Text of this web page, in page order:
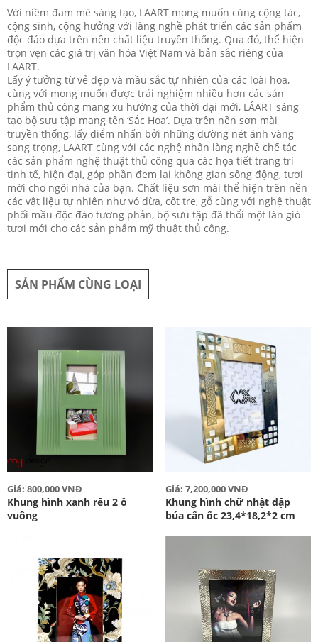
Với niềm đam mê sáng tạo, LAART mong muốn cùng cộng tác,
cộng sinh, cộng hưởng với làng nghề phát triển các sản phẩm
độc đáo dựa trên nền chất liệu truyền thống. Qua đó, thể hiện
trọn vẹn các giá trị văn hóa Việt Nam và bản sắc riêng của
LAART.
Lấy ý tưởng từ vẻ đẹp và mầu sắc tự nhiên của các loài hoa,
cùng với mong muốn được trải nghiệm nhiều hơn các sản
phẩm thủ công mang xu hướng của thời đại mới, LÁART sáng
tạo bộ sưu tập mang tên ‘Sắc Hoa’. Dựa trên nền sơn mài
truyền thống, lấy điểm nhấn bởi những đường nét ánh vàng
sang trọng, LAART cùng với các nghệ nhân làng nghề chế tác
các sản phẩm nghệ thuật thủ công qua các họa tiết trang trí
tinh tế, hiện đại, góp phần đem lại không gian sống động, tươi
mới cho ngôi nhà của bạn. Chất liệu sơn mài thể hiện trên nền
các vật liệu tự nhiên như vỏ dừa, cốt tre, gỗ cùng với nghệ thuật
phối mầu độc đáo tương phản, bộ sưu tập đã thổi một làn gió
tươi mới cho các sản phẩm mỹ thuật thủ công.
SẢN PHẨM CÙNG LOẠI
Giá: 800,000 VNĐ
Khung hình xanh rêu 2 ô
vuông
Giá: 7,200,000 VNĐ
Khung hình chữ nhật dập
búa cẩn ốc 23,4*18,2*2 cm